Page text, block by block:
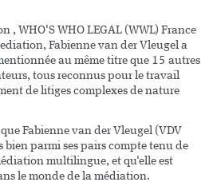
, WHO'S WHO LEGAL (WWL) France
Fabienne van der Vleugel a
au même titre que 15 autres
tous reconnus pour le travail
de litiges complexes de nature
Fabienne van der Vleugel (VDV
bien parmi ses pairs compte tenu de
multilingue, et qu'elle est
le monde de la médiation.